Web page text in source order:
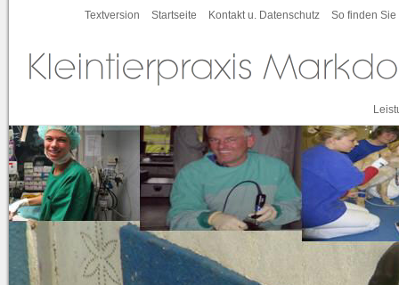
Textversion Startseite Kontakt u. Datenschutz So finden Sie